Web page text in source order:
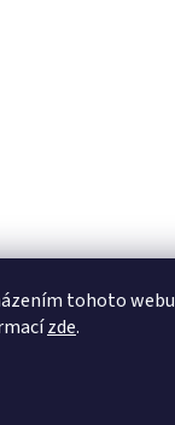
tohoto webu
zde.